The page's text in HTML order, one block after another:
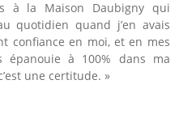
à la Maison Daubigny qui
quotidien quand j’en avais
confiance en moi, et en mes
épanouie à 100% dans ma
une certitude. »